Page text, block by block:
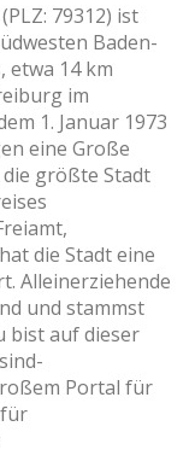
79312) ist
Baden-
etwa 14 km
im
1. Januar 1973
eine Große
größte Stadt
die Stadt eine
Alleinerziehende
und stammst
bist auf dieser
Portal für